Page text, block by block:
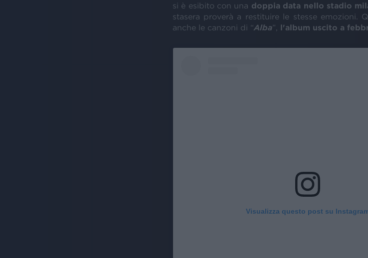
si è esibito con una doppia data nello stadio
stasera proverà a restituire le stesse emozioni.
anche le canzoni di “Alba”, l'album uscito a
Visualizza questo post su